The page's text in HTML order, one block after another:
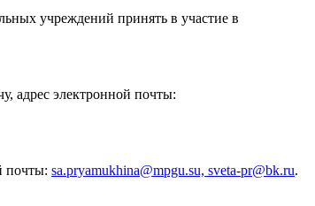
учреждений принять в участие в
адрес электронной почты:
почты: sa.pryamukhina@mpgu.su, sveta-pr@bk.ru.